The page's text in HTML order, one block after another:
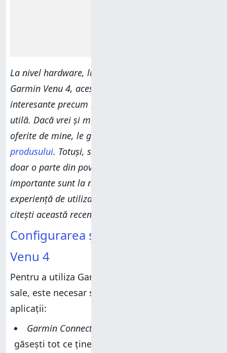
La nivel hardware, lucrurile arată bine pentru
Garmin Venu 4, acesta aducând noutăți
interesante precum lanterna LED, care este foarte
utilă. Dacă vrei și mai multe detalii decât cele
oferite de mine, le găsești pe
produsului. Totuși, specificațiile hardware spun
doar o parte din poveste, iar schimbările cele mai
importante sunt la nivel de software, funcții și
experiență de utilizare. Pentru detalii, continuă să
citești această recenzie.
Configurarea și utilizarea lui Garmin
Venu 4
Pentru a utiliza Garmin Venu 4 și toate funcțiile
sale, este necesar să instalezi următoarele
aplicații:
Garmin Connect
găsești tot ce ține de sănătatea ta și